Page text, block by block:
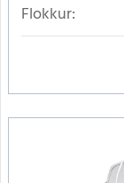
Flokkur: